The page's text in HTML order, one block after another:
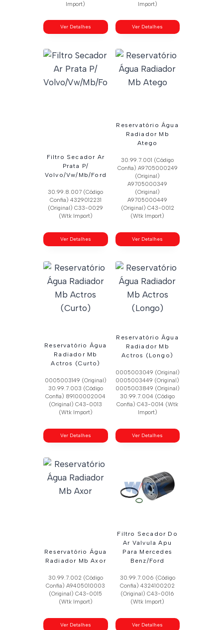
Import)
Ver Detalhes
Import)
Ver Detalhes
Filtro Secador Ar
Prata P/
Volvo/Vw/Mb/Ford
30.99.8.007 (Código
Confia) 4329012231
(Original) C33-0029
(Wtk Import)
Ver Detalhes
Reservatório Água
Radiador Mb
Atego
30.99.7.001 (Código
Confia) A9705000249
(Original)
A9705000349
(Original)
A9705000449
(Original) C43-0012
(Wtk Import)
Ver Detalhes
Reservatório Água
Radiador Mb
Actros (Curto)
0005003149 (Original)
30.99.7.003 (Código
Confia) 89100002004
(Original) C43-0013
(Wtk Import)
Ver Detalhes
Reservatório Água
Radiador Mb
Actros (Longo)
0005003049 (Original)
0005003449 (Original)
0005003849 (Original)
30.99.7.004 (Código
Confia) C43-0014 (Wtk
Import)
Ver Detalhes
Reservatório Água
Radiador Mb Axor
30.99.7.002 (Código
Confia) A9405010003
(Original) C43-0015
(Wtk Import)
Ver Detalhes
Filtro Secador Do
Ar Valvula Apu
Para Mercedes
Benz/Ford
30.99.7.006 (Código
Confia) 4324100202
(Original) C43-0016
(Wtk Import)
Ver Detalhes